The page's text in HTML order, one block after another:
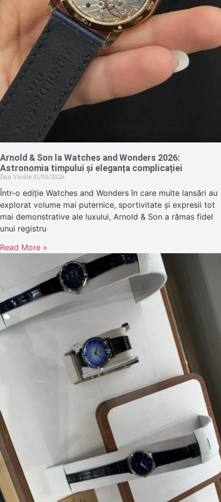
Arnold & Son la Watches and Wonders 2026:
Astronomia timpului și eleganța complicației
Dan Vardie 01/05/2026
Într-o ediție Watches and Wonders în care multe lansări au
explorat volume mai puternice, sportivitate și expresii tot
mai demonstrative ale luxului, Arnold & Son a rămas fidel
unui registru
Read More »